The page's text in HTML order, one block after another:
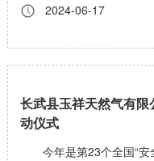
2024-06-17
长武县玉祥天然气有
动仪式
今年是第23个全国“